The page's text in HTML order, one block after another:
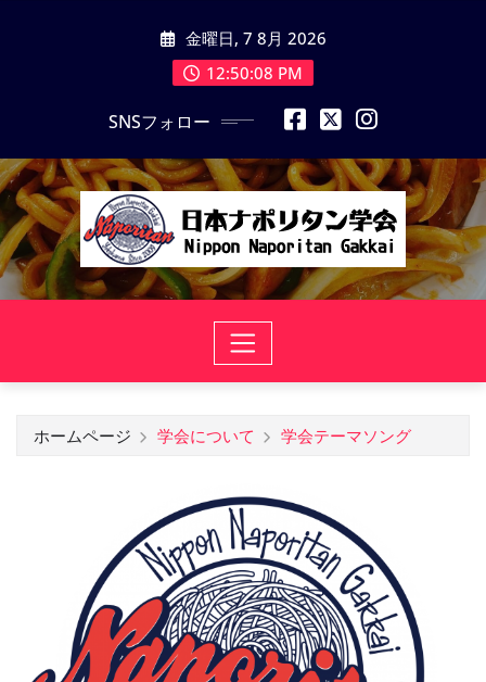
に
ス
キ
ッ
プ
金曜日, 7 8月 2026
12:50:09 PM
SNSフォロー
ホームページ 学会について 学会テーマソング